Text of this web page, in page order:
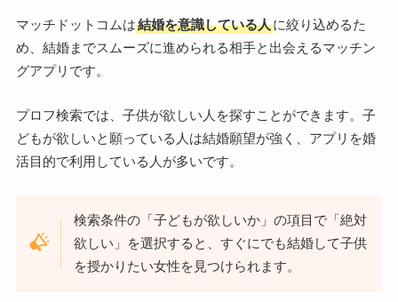
マッチドットコムは結婚を意識している人に絞り込めるた
め、結婚までスムーズに進められる相手と出会えるマッチン
グアプリです。
プロフ検索では、子供が欲しい人を探すことができます。子
どもが欲しいと願っている人は結婚願望が強く、アプリを婚
活目的で利用している人が多いです。
検索条件の「子どもが欲しいか」の項目で「絶対
欲しい」を選択すると、すぐにでも結婚して子供
を授かりたい女性を見つけられます。